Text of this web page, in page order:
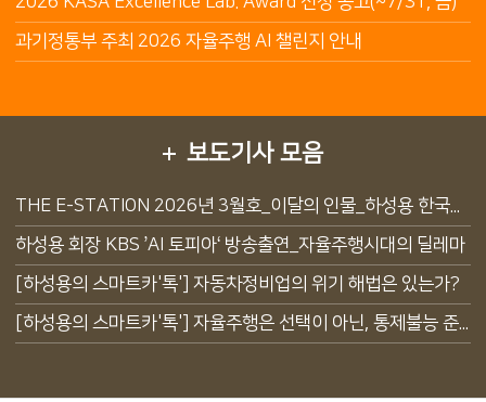
과기정통부 주최 2026 자율주행 AI 챌린지 안내
보도기사 모음
THE E-STATION 2026년 3월호_이달의 인물_하성용 한국자동차모빌리티안전학회 회장
하성용 회장 KBS ’AI 토피아‘ 방송출연_자율주행시대의 딜레마
[하성용의 스마트카'톡'] 자동차정비업의 위기 해법은 있는가?
[하성용의 스마트카'톡'] 자율주행은 선택이 아닌, 통제불능 준공영제 수술할 유일한 해법